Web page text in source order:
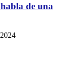
de una